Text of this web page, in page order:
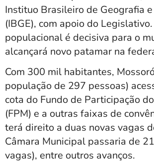
Instituo Brasileiro de Geografia
(IBGE), com apoio do
populacional é decisiva para o
alcançará novo patamar na
Com 300 mil habitantes,
população de 297 pessoas)
cota do Fundo de Participação
(FPM) e a outras faixas de
terá direito a duas novas vagas
Câmara Municipal passaria de
vagas), entre outros avanços.